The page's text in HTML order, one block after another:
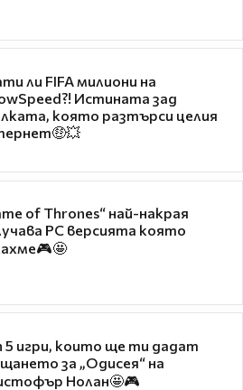
ли FIFA милиони на
Истината зад
която разтърси целия
of Thrones“ най-накрая
PC версията която
5 игри, които ще ти дадат
за „Одисея“ на
Нолан🤩🎮